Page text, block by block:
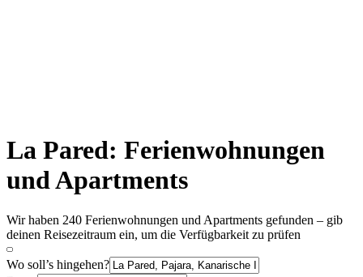
La Pared: Ferienwohnungen
und Apartments
Wir haben 240 Ferienwohnungen und Apartments gefunden – gib
deinen Reisezeitraum ein, um die Verfügbarkeit zu prüfen
Wo soll’s hingehen?